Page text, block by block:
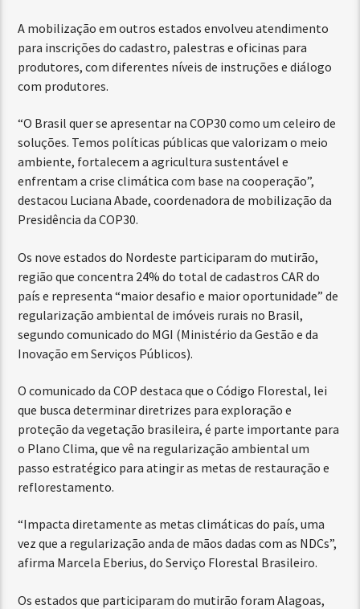
A mobilização em outros estados envolveu atendimento
para inscrições do cadastro, palestras e oficinas para
produtores, com diferentes níveis de instruções e diálogo
com produtores.
“O Brasil quer se apresentar na COP30 como um celeiro de
soluções. Temos políticas públicas que valorizam o meio
ambiente, fortalecem a agricultura sustentável e
enfrentam a crise climática com base na cooperação”,
destacou Luciana Abade, coordenadora de mobilização da
Presidência da COP30.
Os nove estados do Nordeste participaram do mutirão,
região que concentra 24% do total de cadastros CAR do
país e representa “maior desafio e maior oportunidade” de
regularização ambiental de imóveis rurais no Brasil,
segundo comunicado do MGI (Ministério da Gestão e da
Inovação em Serviços Públicos).
O comunicado da COP destaca que o Código Florestal, lei
que busca determinar diretrizes para exploração e
proteção da vegetação brasileira, é parte importante para
o Plano Clima, que vê na regularização ambiental um
passo estratégico para atingir as metas de restauração e
reflorestamento.
“Impacta diretamente as metas climáticas do país, uma
vez que a regularização anda de mãos dadas com as NDCs”,
afirma Marcela Eberius, do Serviço Florestal Brasileiro.
Os estados que participaram do mutirão foram Alagoas,